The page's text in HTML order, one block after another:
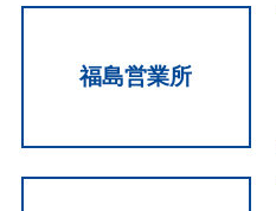
福島営業所